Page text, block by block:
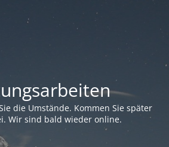
die Umstände. Kommen Sie später
Wir sind bald wieder online.